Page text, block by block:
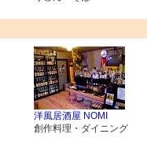
洋風居酒屋 NOMI
創作料理・ダイニング